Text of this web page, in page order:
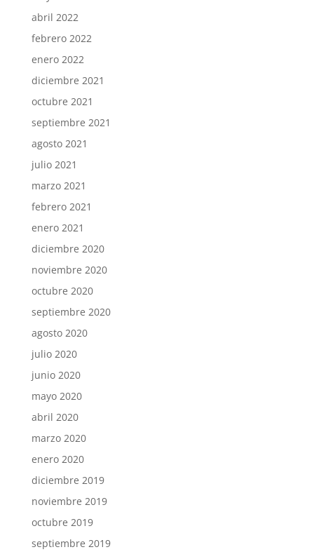
abril 2022
febrero 2022
enero 2022
diciembre 2021
octubre 2021
septiembre 2021
agosto 2021
julio 2021
marzo 2021
febrero 2021
enero 2021
diciembre 2020
noviembre 2020
octubre 2020
septiembre 2020
agosto 2020
julio 2020
junio 2020
mayo 2020
abril 2020
marzo 2020
enero 2020
diciembre 2019
noviembre 2019
octubre 2019
septiembre 2019